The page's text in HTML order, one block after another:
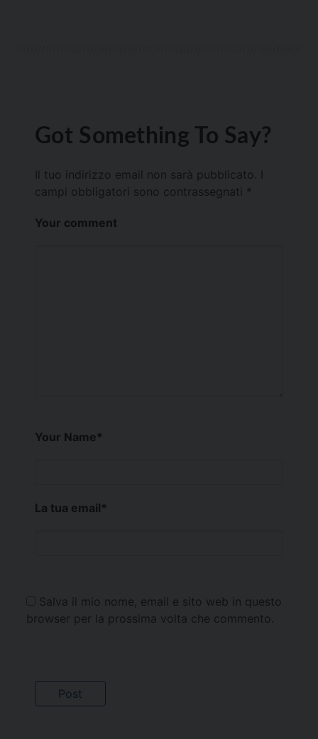
Got Something To Say?
Il tuo indirizzo email non sarà pubblicato.
campi obbligatori sono contrassegnati *
Your comment
Your Name*
La tua email*
Salva il mio nome, email e sito web in questo
browser per la prossima volta che commento.